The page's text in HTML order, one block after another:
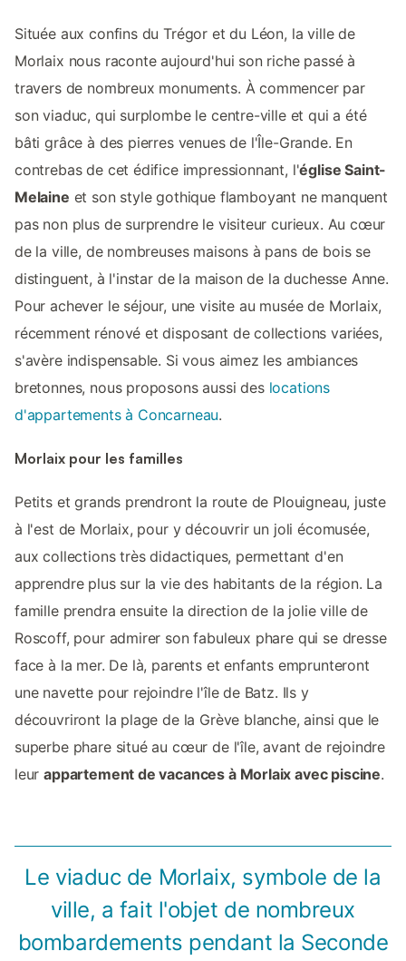
Située aux confins du Trégor et du Léon, la ville de
Morlaix nous raconte aujourd'hui son riche passé à
travers de nombreux monuments. À commencer par
son viaduc, qui surplombe le centre-ville et qui a été
bâti grâce à des pierres venues de l'Île-Grande. En
contrebas de cet édifice impressionnant, l'église Saint-
Melaine et son style gothique flamboyant ne manquent
pas non plus de surprendre le visiteur curieux. Au cœur
de la ville, de nombreuses maisons à pans de bois se
distinguent, à l'instar de la maison de la duchesse Anne.
Pour achever le séjour, une visite au musée de Morlaix,
récemment rénové et disposant de collections variées,
s'avère indispensable. Si vous aimez les ambiances
bretonnes, nous proposons aussi des locations
d'appartements à Concarneau.
Morlaix pour les familles
Petits et grands prendront la route de Plouigneau, juste
à l'est de Morlaix, pour y découvrir un joli écomusée,
aux collections très didactiques, permettant d'en
apprendre plus sur la vie des habitants de la région. La
famille prendra ensuite la direction de la jolie ville de
Roscoff, pour admirer son fabuleux phare qui se dresse
face à la mer. De là, parents et enfants emprunteront
une navette pour rejoindre l'île de Batz. Ils y
découvriront la plage de la Grève blanche, ainsi que le
superbe phare situé au cœur de l'île, avant de rejoindre
leurappartement de vacances à Morlaix avec piscine.
Le viaduc de Morlaix, symbole de la
ville, a fait l'objet de nombreux
bombardements pendant la Seconde